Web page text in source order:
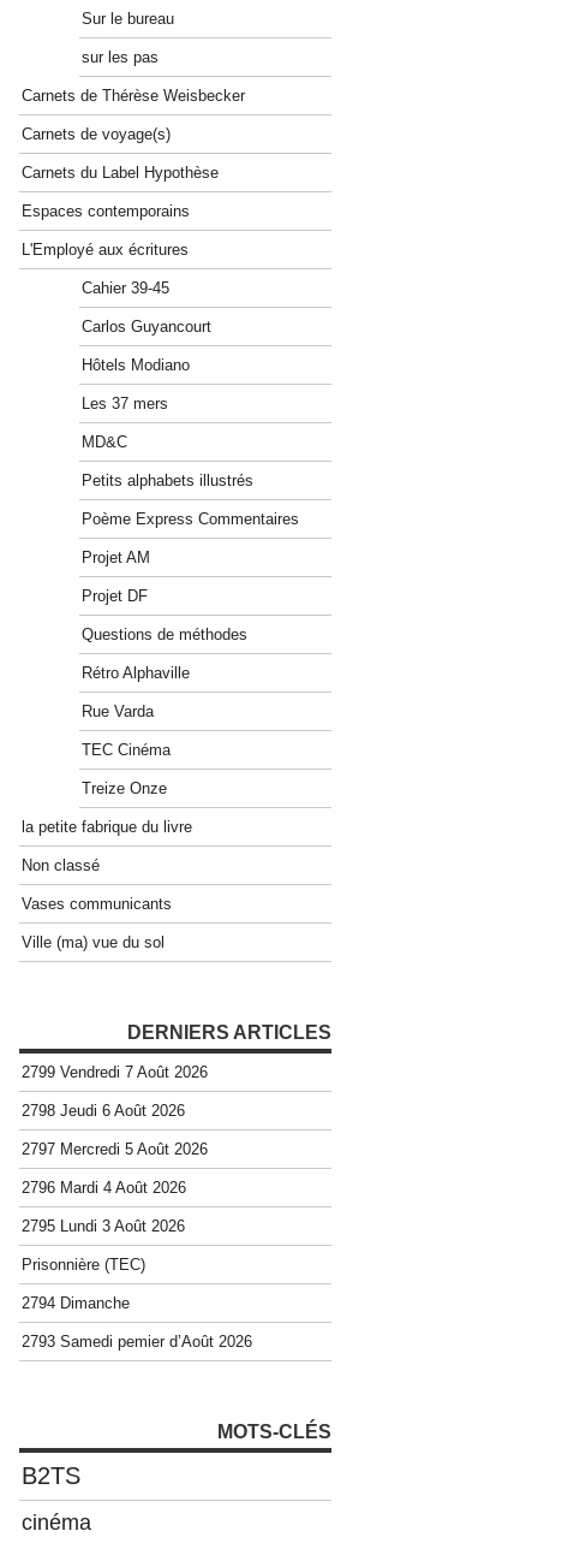
Sur le bureau
sur les pas
Carnets de Thérèse Weisbecker
Carnets de voyage(s)
Carnets du Label Hypothèse
Espaces contemporains
L'Employé aux écritures
Cahier 39-45
Carlos Guyancourt
Hôtels Modiano
Les 37 mers
MD&C
Petits alphabets illustrés
Poème Express Commentaires
Projet AM
Projet DF
Questions de méthodes
Rétro Alphaville
Rue Varda
TEC Cinéma
Treize Onze
la petite fabrique du livre
Non classé
Vases communicants
Ville (ma) vue du sol
DERNIERS ARTICLES
2799 Vendredi 7 Août 2026
2798 Jeudi 6 Août 2026
2797 Mercredi 5 Août 2026
2796 Mardi 4 Août 2026
2795 Lundi 3 Août 2026
Prisonnière (TEC)
2794 Dimanche
2793 Samedi pemier d’Août 2026
MOTS-CLÉS
B2TS
cinéma